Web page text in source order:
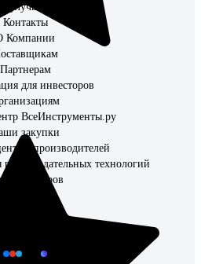
улучшить?
Контакты
Компании
Партнерам
для инвесторов
ВсеИнструменты.ру
закупки
производителей
технологий
товаров